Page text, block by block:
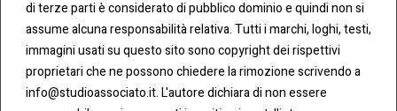
di terze parti è considerato di pubblico dominio e quindi non si
assume alcuna responsabilità relativa. Tutti i marchi, loghi, testi,
immagini usati su questo sito sono copyright dei rispettivi
proprietari che ne possono chiedere la rimozione scrivendo a
info@studioassociato.it. L'autore dichiara di non essere
Fax:
0283438.483
mail:
info@studioassociato.it
Privacy
Policy